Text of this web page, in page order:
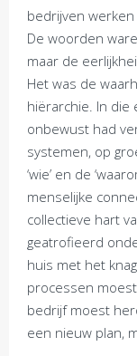
bedrijven
De woorden
maar de
Het was de
hiërarchie. In die
onbewust had
systemen, op
‘wie’ en de
menselijke
collectieve hart
geatrofieerd
huis met het
processen
bedrijf moest
een nieuw plan,